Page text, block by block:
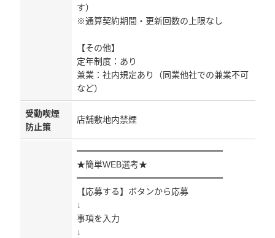
す）
※通算契約期間・更新回数の上限なし
【その他】
定年制度：あり
兼業：社内規定あり（同業他社での兼業不可
など）
受動喫煙
防止策
店舗敷地内禁煙
━━━━━━━━━━━━━━━━━
★簡単WEB選考★
━━━━━━━━━━━━━━━━━
【応募する】ボタンから応募
↓
事項を入力
↓